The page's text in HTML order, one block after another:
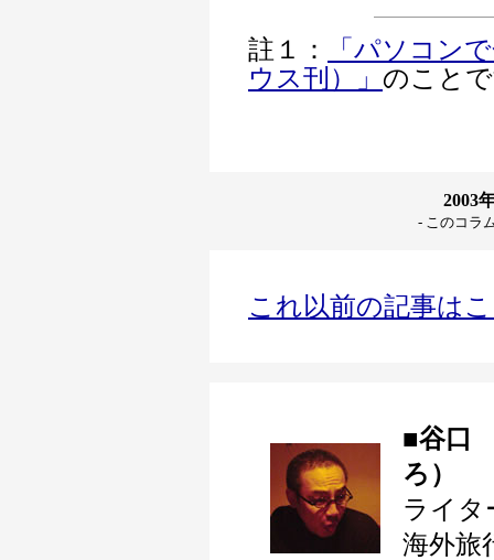
註１：
「パソコン
ウス刊）」 のこと
2003
- このコラ
これ以前の記事は
■谷口
ろ）
ライタ
海外旅